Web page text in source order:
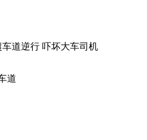
钢管舞
道逆行 吓坏大车司机
道